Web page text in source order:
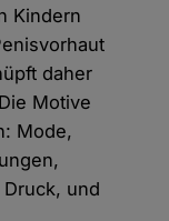
Kindern
daher
Motive
Mode,
und